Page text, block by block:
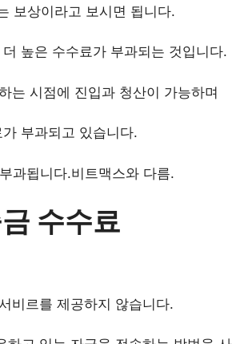
보상이라고 보시면 됩니다.
높은 수수료가 부과되는 것입니다.
는 시점에 진입과 청산이 가능하며
부과되고 있습니다.
과됩니다.비트맥스와 다름.
수수료
비르를 제공하지 않습니다.